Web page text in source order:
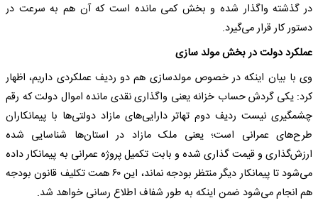
در گذشته واگذار شده و بخش کمی مانده است که آن هم به سرعت در
دستور کار قرار می‌گیرد.
عملکرد دولت در بخش مولد سازی
وی با بیان اینکه در خصوص مولدسازی هم دو ردیف عملکردی داریم، اظهار
کرد: یکی گردش حساب خزانه یعنی واگذاری نقدی مانده اموال دولت که رقم
چشمگیری نیست ردیف دوم تهاتر دارایی‌های مازاد دولتی‌ها با پیمانکاران
طرح‌های عمرانی است؛ یعنی ملک مازاد در استان‌ها شناسایی شده
ارزش‌گذاری و قیمت گذاری شده و بابت تکمیل پروژه عمرانی به پیمانکار داده
می‌شود تا پیمانکار دیگر منتظر بودجه نماند، این ۶۰ همت تکلیف قانون بودجه
هم انجام می‌شود ضمن اینکه به طور شفاف اطلاع رسانی خواهد شد.